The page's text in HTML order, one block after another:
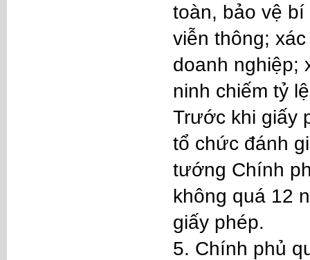
toàn, bảo vệ
viễn thông;
doanh nghiệp;
ninh chiếm tỷ
Trước khi giấy
tổ chức đánh
tướng Chính
không quá 12
giấy phép.
5. Chính phủ